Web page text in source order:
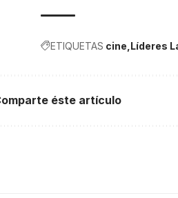
ETIQUETAS cine Líderes
éste artículo